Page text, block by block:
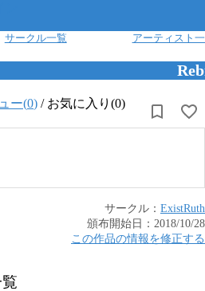
サークル一覧 アーティスト
ー(0) / お気に入り(0)
サークル： ExistRuth
頒布開始日： 2018/10/28
この作品の情報を修正する